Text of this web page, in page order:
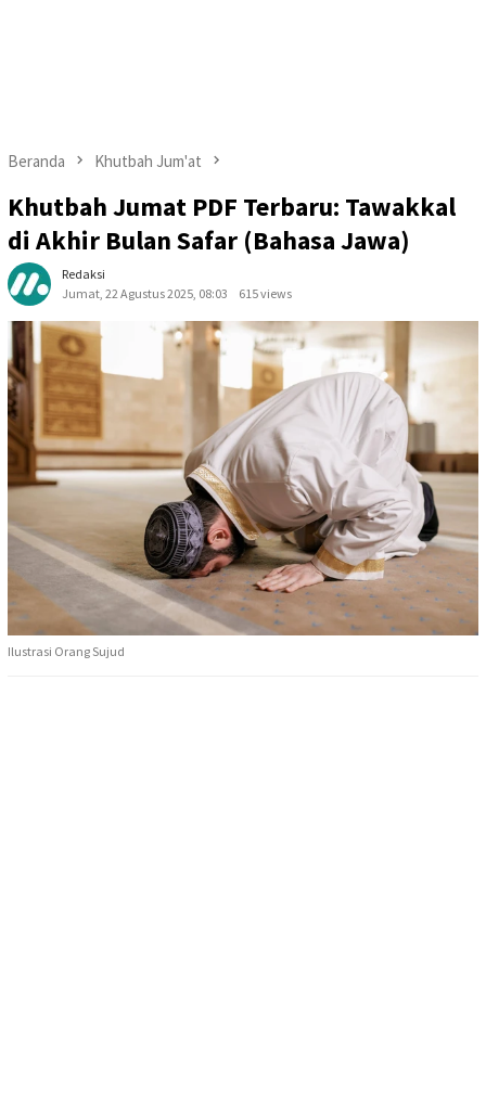
Beranda Khutbah Jum'at
Khutbah Jumat PDF Terbaru: Tawakkal
di Akhir Bulan Safar (Bahasa Jawa)
Redaksi
Jumat, 22 Agustus 2025, 08:03
615 views
Ilustrasi Orang Sujud